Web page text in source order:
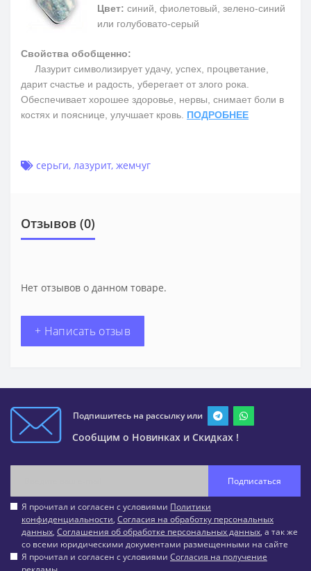
Цвет: синий, фиолетовый, зелено-синий
или голубовато-серый
Свойства обобщенно:
Лазурит символизирует удачу, успех, процветание,
дарит счастье и радость, уберегает от злого рока.
Обеспечивает хорошее здоровье, нервы, снимает боли в
костях и пояснице, улучшает кровь. ПОДРОБНЕЕ
серьги, лазурит, жемчуг
Отзывов (0)
Нет отзывов о данном товаре.
+ Написать отзыв
Подпишитесь на рассылку или
Сообщим о Новинках и Скидках !
Подписаться
Я прочитал и согласен с условиями Политики
конфиденциальности, Согласия на обработку персональных
данных, Соглашения об обработке персональных данных, а так же
со всеми юридическими документами размещенными на сайте
Я прочитал и согласен с условиями Согласия на получение